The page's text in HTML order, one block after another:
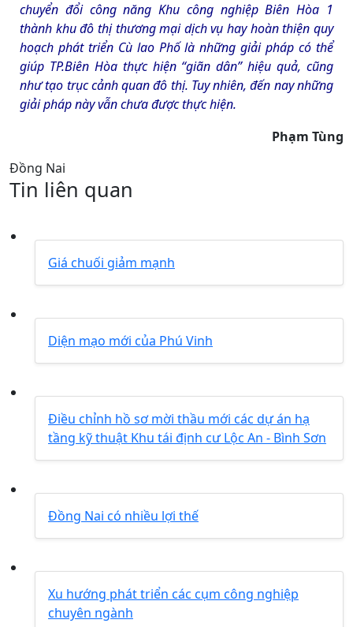
chuyển đổi công năng Khu công nghiệp Biên Hòa 1
thành khu đô thị thương mại dịch vụ hay hoàn thiện quy
hoạch phát triển Cù lao Phố là những giải pháp có thể
giúp TP.Biên Hòa thực hiện “giãn dân” hiệu quả, cũng
như tạo trục cảnh quan đô thị. Tuy nhiên, đến nay những
giải pháp này vẫn chưa được thực hiện.
Phạm Tùng
Đồng Nai
Tin liên quan
Giá chuối giảm mạnh
Diện mạo mới của Phú Vinh
Điều chỉnh hồ sơ mời thầu mới các dự án hạ
tầng kỹ thuật Khu tái định cư Lộc An - Bình Sơn
Đồng Nai có nhiều lợi thế
Xu hướng phát triển các cụm công nghiệp
chuyên ngành